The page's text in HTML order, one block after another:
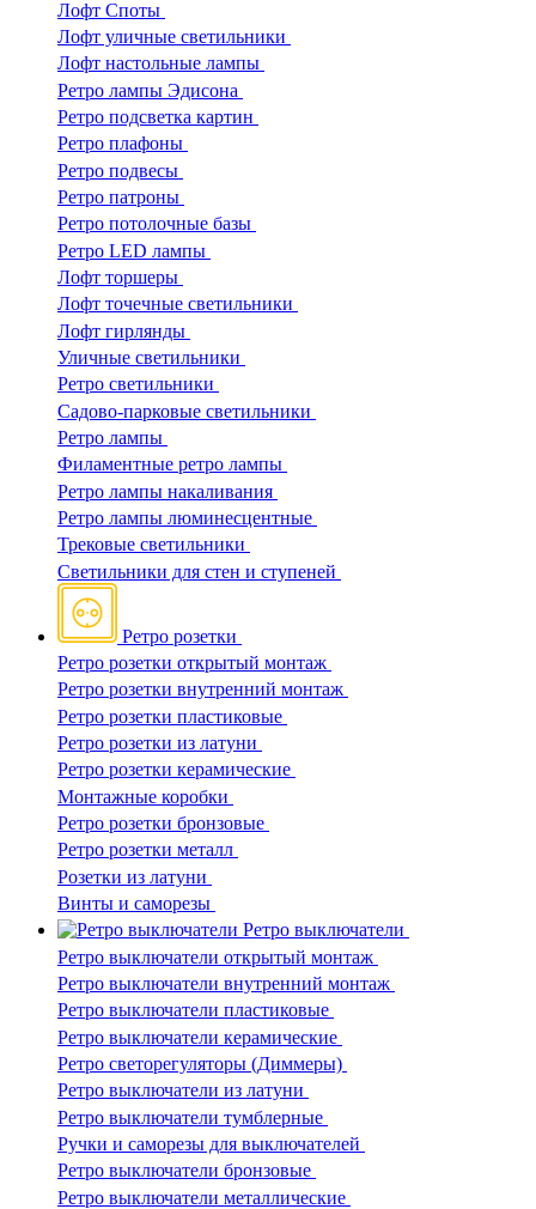
Лофт Споты
Лофт уличные светильники
Лофт настольные лампы
Ретро лампы Эдисона
Ретро подсветка картин
Ретро плафоны
Ретро подвесы
Ретро патроны
Ретро потолочные базы
Ретро LED лампы
Лофт торшеры
Лофт точечные светильники
Лофт гирлянды
Уличные светильники
Ретро светильники
Садово-парковые светильники
Ретро лампы
Филаментные ретро лампы
Ретро лампы накаливания
Ретро лампы люминесцентные
Трековые светильники
Светильники для стен и ступеней
Ретро розетки
Ретро розетки открытый монтаж
Ретро розетки внутренний монтаж
Ретро розетки пластиковые
Ретро розетки из латуни
Ретро розетки керамические
Монтажные коробки
Ретро розетки бронзовые
Ретро розетки металл
Розетки из латуни
Винты и саморезы
Ретро выключатели
Ретро выключатели открытый монтаж
Ретро выключатели внутренний монтаж
Ретро выключатели пластиковые
Ретро выключатели керамические
Ретро светорегуляторы (Диммеры)
Ретро выключатели из латуни
Ретро выключатели тумблерные
Ручки и саморезы для выключателей
Ретро выключатели бронзовые
Ретро выключатели металлические